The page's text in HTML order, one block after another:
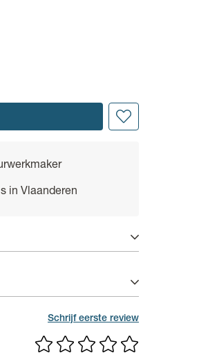
in Vlaanderen
Schrijf eerste review